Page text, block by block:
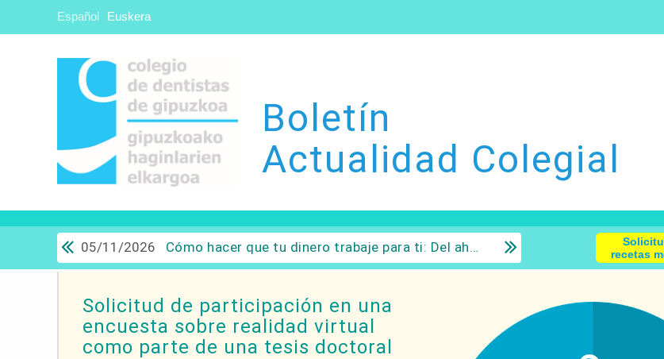
Español Euskera
Boletín
Actualidad Colegial
05/11/2026 Cómo hacer que tu dinero trabaje para ti: Del ahorro a la inversión con sentido común.
recetas
Solicitud de participación en una
encuesta sobre realidad virtual
como parte de una tesis doctoral